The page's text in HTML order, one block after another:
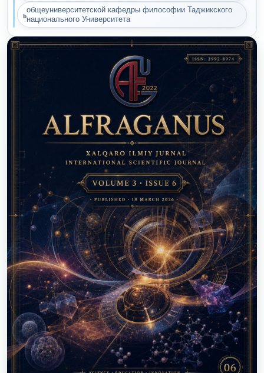
b
общеуниверситетской кафедры философии Таджикского
национального Университета